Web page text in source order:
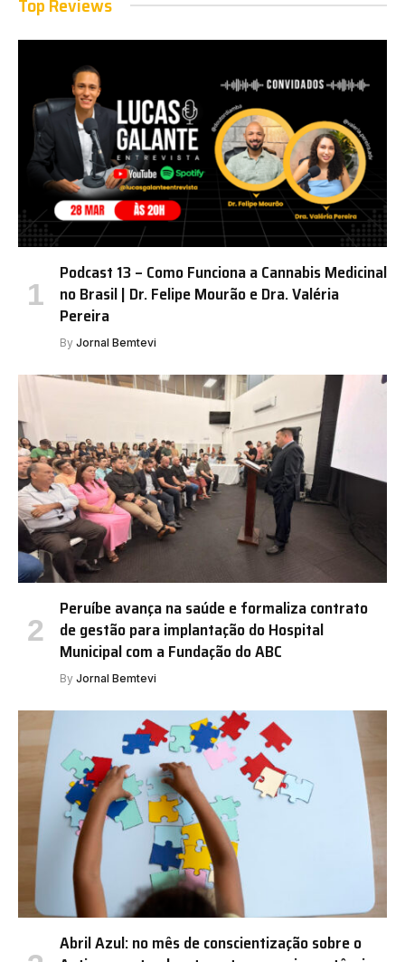
Podcast 13 – Como Funciona a Cannabis Medicinal
no Brasil | Dr. Felipe Mourão e Dra. Valéria
Pereira
By Jornal Bemtevi
Peruíbe avança na saúde e formaliza contrato
de gestão para implantação do Hospital
Municipal com a Fundação do ABC
By Jornal Bemtevi
Abril Azul: no mês de conscientização sobre o